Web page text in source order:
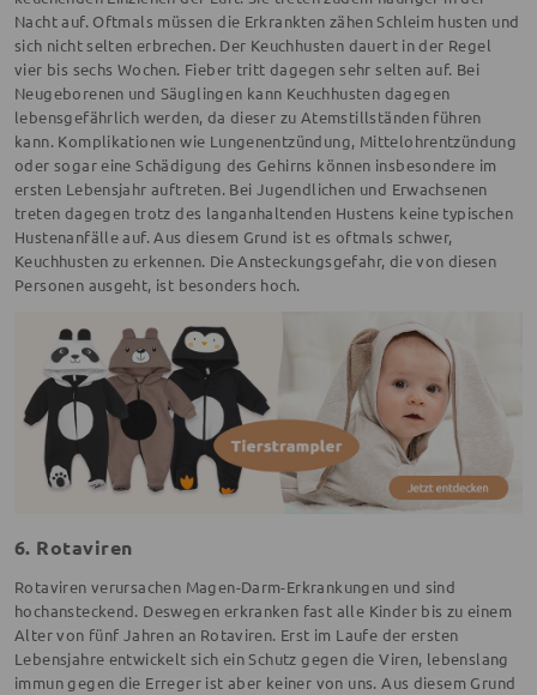
Nacht auf. Oftmals müssen die Erkrankten zähen Schleim husten und
sich nicht selten erbrechen. Der Keuchhusten dauert in der Regel
vier bis sechs Wochen. Fieber tritt dagegen sehr selten auf. Bei
Neugeborenen und Säuglingen kann Keuchhusten dagegen
lebensgefährlich werden, da dieser zu Atemstillständen führen
kann. Komplikationen wie Lungenentzündung, Mittelohrentzündung
oder sogar eine Schädigung des Gehirns können insbesondere im
ersten Lebensjahr auftreten. Bei Jugendlichen und Erwachsenen
treten dagegen trotz des langanhaltenden Hustens keine typischen
Hustenanfälle auf. Aus diesem Grund ist es oftmals schwer,
Keuchhusten zu erkennen. Die Ansteckungsgefahr, die von diesen
Personen ausgeht, ist besonders hoch.
6. Rotaviren
Rotaviren verursachen Magen-Darm-Erkrankungen und sind
hochansteckend. Deswegen erkranken fast alle Kinder bis zu einem
Alter von fünf Jahren an Rotaviren. Erst im Laufe der ersten
Lebensjahre entwickelt sich ein Schutz gegen die Viren, lebenslang
immun gegen die Erreger ist aber keiner von uns. Aus diesem Grund